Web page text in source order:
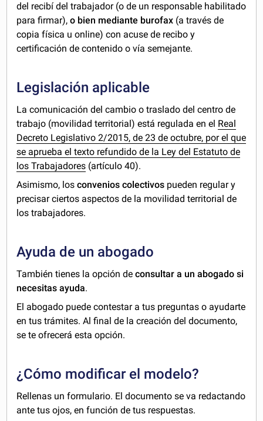
del recibí del trabajador (o de un responsable habilitado
para firmar),o bien mediante burofax (a través de
copia física u online) con acuse de recibo y
certificación de contenido o vía semejante.
Legislación aplicable
La comunicación del cambio o traslado del centro de
trabajo (movilidad territorial) está regulada en el Real
Decreto Legislativo 2/2015, de 23 de octubre, por el que
se aprueba el texto refundido de la Ley del Estatuto de
los Trabajadores (artículo 40).
Asimismo, losconvenios colectivos pueden regular y
precisar ciertos aspectos de la movilidad territorial de
los trabajadores.
Ayuda de un abogado
También tienes la opción deconsultar a un abogado si
necesitas ayuda.
El abogado puede contestar a tus preguntas o ayudarte
en tus trámites. Al final de la creación del documento,
se te ofrecerá esta opción.
¿Cómo modificar el modelo?
Rellenas un formulario. El documento se va redactando
ante tus ojos, en función de tus respuestas.